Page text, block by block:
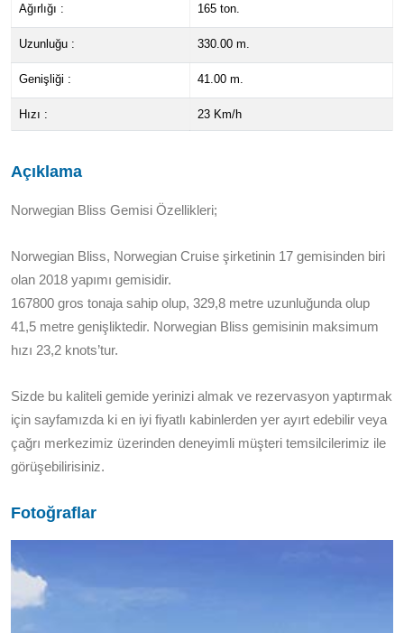
Ağırlığı : 165 ton.
Uzunluğu : 330.00 m.
Genişliği : 41.00 m.
Hızı : 23 Km/h
Açıklama
Norwegian Bliss Gemisi Özellikleri;
Norwegian Bliss, Norwegian Cruise şirketinin 17 gemisinden biri
olan 2018 yapımı gemisidir.
167800 gros tonaja sahip olup, 329,8 metre uzunluğunda olup
41,5 metre genişliktedir. Norwegian Bliss gemisinin maksimum
hızı 23,2 knots’tur.
Sizde bu kaliteli gemide yerinizi almak ve rezervasyon yaptırmak
için sayfamızda ki en iyi fiyatlı kabinlerden yer ayırt edebilir veya
çağrı merkezimiz üzerinden deneyimli müşteri temsilcilerimiz ile
görüşebilirisiniz.
Fotoğraflar